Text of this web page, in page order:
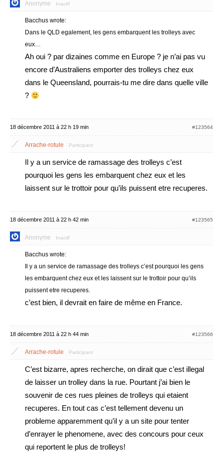
Anonyme Inactif
Bacchus wrote:
Dans le QLD egalement, les gens embarquent les trolleys avec
eux…
Ah oui ? par dizaines comme en Europe ? je n’ai pas vu
encore d’Australiens emporter des trolleys chez eux
dans le Queensland, pourrais-tu me dire dans quelle ville
?
18 décembre 2011 à 22 h 19 min #123564
Arrache-rotule Participant
Il y a un service de ramassage des trolleys c’est
pourquoi les gens les embarquent chez eux et les
laissent sur le trottoir pour qu’ils puissent etre recuperes.
18 décembre 2011 à 22 h 42 min #123565
Anonyme Inactif
Bacchus wrote:
Il y a un service de ramassage des trolleys c’est pourquoi les gens
les embarquent chez eux et les laissent sur le trottoir pour qu’ils
puissent etre recuperes.
c’est bien, il devrait en faire de même en France.
18 décembre 2011 à 22 h 44 min #123566
Arrache-rotule Participant
C’est bizarre, apres recherche, on dirait que c’est illegal
de laisser un trolley dans la rue. Pourtant j’ai bien le
souvenir de ces rues pleines de trolleys qui etaient
recuperes. En tout cas c’est tellement devenu un
probleme apparemment qu’il y a un site pour tenter
d’enrayer le phenomene, avec des concours pour ceux
qui reportent le plus de trolleys!